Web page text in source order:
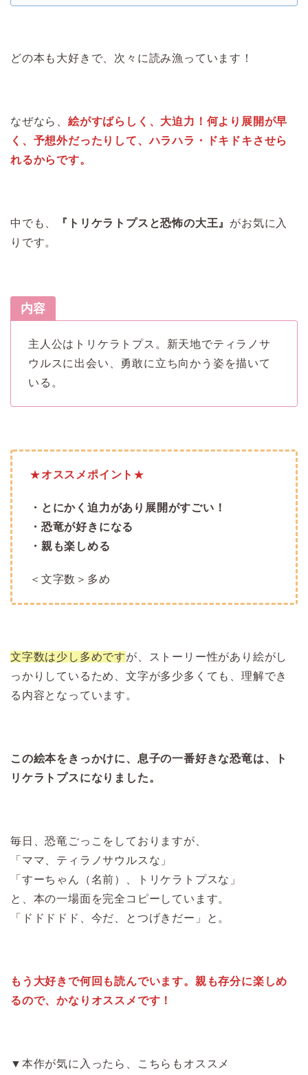
どの本も大好きで、次々に読み漁っています！
なぜなら、 絵がすばらしく、大迫力！何より展開が早
く、予想外だったりして、ハラハラ・ドキドキさせら
れるからです。
中でも、 『トリケラトプスと恐怖の大王』 がお気に入
りです。
内容
主人公はトリケラトプス。新天地でティラノサ
ウルスに出会い、勇敢に立ち向かう姿を描いて
いる。
★オススメポイント ★
・とにかく迫力があり展開がすごい！
・恐竜が好きになる
・親も楽しめる
＜文字数＞多め
文字数は少し多めですが、ストーリー性があり絵がし
っかりしているため、文字が多少多くても、理解でき
る内容となっています。
この絵本をきっかけに、息子の一番好きな恐竜は、ト
リケラトプスになりました。
毎日、恐竜ごっこをしておりますが、
「ママ、ティラノサウルスな」
「すーちゃん（名前）、トリケラトプスな」
と、本の一場面を完全コピーしています。
「ドドドドド、今だ、とつげきだー」と。
もう大好きで何回も読んでいます。親も存分に楽しめ
るので、かなりオススメです！
▼本作が気に入ったら、こちらもオススメ